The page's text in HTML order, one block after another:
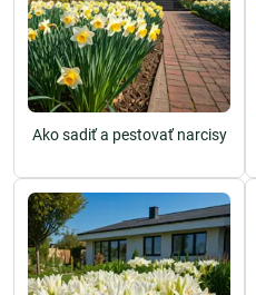
Ako sadiť a pestovať narcisy